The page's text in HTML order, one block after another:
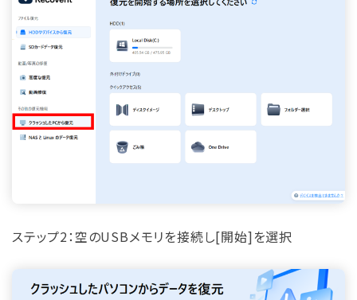
ステップ2：空のUSBメモリを接続し[開始]を選択